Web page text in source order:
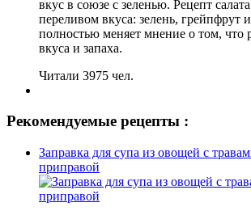
вкус в союзе с зеленью. Рецепт
переливом вкуса: зелень, грейпфрут
полностью меняет мнение о том, что
вкуса и запаха.
Читали 3975 чел.
Рекомендуемые рецепты :
Заправка для супа из овощей с
приправой